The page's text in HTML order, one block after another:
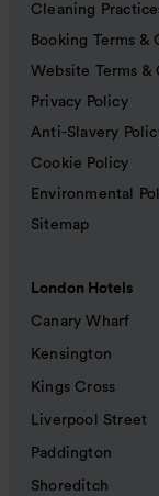
Cleaning
Booking Terms &
Website Terms &
Privacy Policy
Anti-Slavery
Cookie Policy
Environmental
Sitemap
London Hotels
Canary Wharf
Kensington
Kings Cross
Liverpool Street
Paddington
Shoreditch